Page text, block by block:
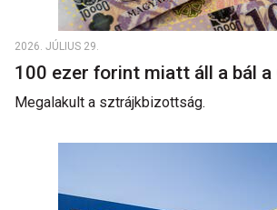
2026. JÚLIUS 29.
100 ezer forint miatt áll a bál a
Megalakult a sztrájkbizottság.